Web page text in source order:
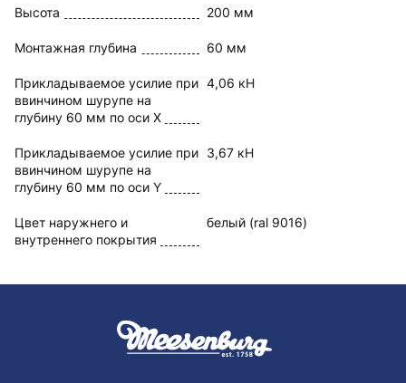
Высота 200 мм
Монтажная глубина 60 мм
Прикладываемое усилие при
ввинчином шурупе на
глубину 60 мм по оси X
4,06 кН
Прикладываемое усилие при
ввинчином шурупе на
глубину 60 мм по оси Y
3,67 кН
Цвет наружнего и
внутреннего покрытия
белый (ral 9016)